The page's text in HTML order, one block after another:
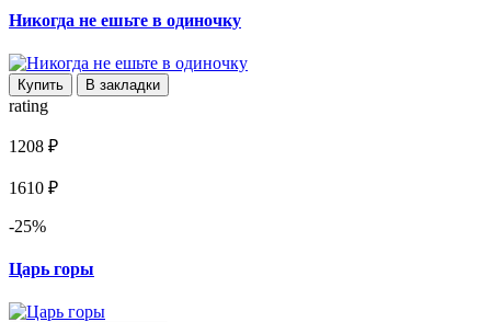
Никогда не ешьте в одиночку
Купить В закладки
rating
1208 ₽
1610 ₽
-25%
Царь горы